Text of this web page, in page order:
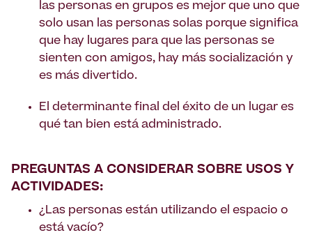
las personas en grupos es mejor que uno que
solo usan las personas solas porque significa
que hay lugares para que las personas se
sienten con amigos, hay más socialización y
es más divertido.
El determinante final del éxito de un lugar es
qué tan bien está administrado.
PREGUNTAS A CONSIDERAR SOBRE USOS Y
ACTIVIDADES:
¿Las personas están utilizando el espacio o
está vacío?